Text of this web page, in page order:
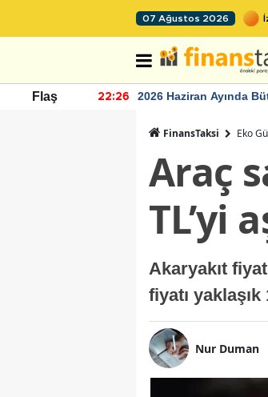
07 Ağustos 2026
Flaş 22:26
2026 Haziran Ayında
FinansTaksi Eko
Araç
TL’yi
Akaryakıt
fiyatı
Nur Duman